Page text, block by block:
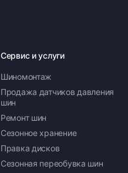
при получении,
кредита и
Юр.Лица
Сервис и услуги
Шиномонтаж
Продажа датчиков давления
шин
Ремонт шин
Сезонное хранение
Правка дисков
Сезонная переобувка шин